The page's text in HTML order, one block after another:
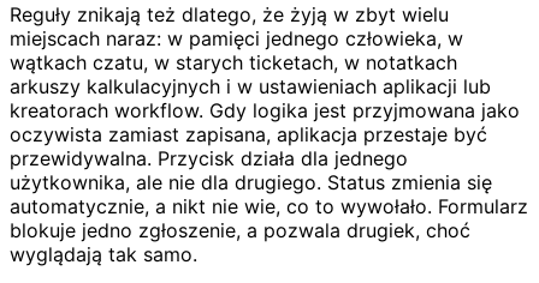
Reguły znikają też dlatego, że żyją w zbyt wielu
miejscach naraz: w pamięci jednego człowieka, w
wątkach czatu, w starych ticketach, w notatkach
arkuszy kalkulacyjnych i w ustawieniach aplikacji lub
kreatorach workflow. Gdy logika jest przyjmowana jako
oczywista zamiast zapisana, aplikacja przestaje być
przewidywalna. Przycisk działa dla jednego
użytkownika, ale nie dla drugiego. Status zmienia się
automatycznie, a nikt nie wie, co to wywołało. Formularz
blokuje jedno zgłoszenie, a pozwala drugiek, choć
wyglądają tak samo.